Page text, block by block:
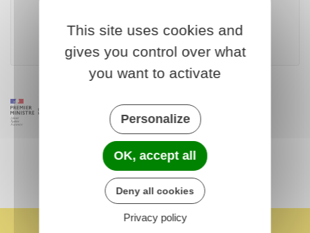
Ministère chargé de l'urbanisme
This site uses cookies and
gives you control over what
you want to activate
Personalize
OK, accept all
Deny all cookies
Privacy policy